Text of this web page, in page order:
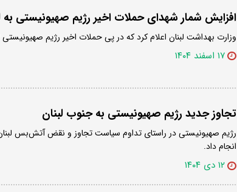
افزایش شمار شهدای حملات اخیر رژیم صهیونیستی به لبنان
وزارت بهداشت لبنان اعلام کرد که در پی حملات اخیر رژیم صهیونیستی ۳۹۴ نفر به شهادت رسیدند.
۱۷ اسفند ۱۴۰۴
تجاوز جدید رژیم صهیونیستی به جنوب لبنان
رژیم صهیونیستی در راستای تداوم سیاست تجاوز و نقض آتش‌بس
انجام داد.
۱۲ دی ۱۴۰۴